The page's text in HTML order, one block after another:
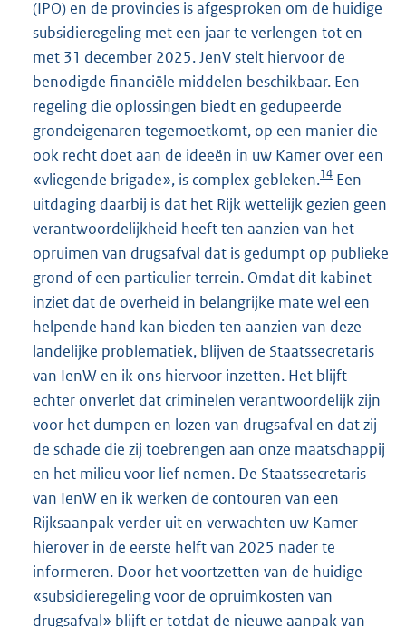
(IPO) en de provincies is afgesproken om de huidige
subsidieregeling met een jaar te verlengen tot en
met 31 december 2025. JenV stelt hiervoor de
benodigde financiële middelen beschikbaar. Een
regeling die oplossingen biedt en gedupeerde
grondeigenaren tegemoetkomt, op een manier die
ook recht doet aan de ideeën in uw Kamer over een
«vliegende brigade», is complex gebleken.14 Een
uitdaging daarbij is dat het Rijk wettelijk gezien geen
verantwoordelijkheid heeft ten aanzien van het
opruimen van drugsafval dat is gedumpt op publieke
grond of een particulier terrein. Omdat dit kabinet
inziet dat de overheid in belangrijke mate wel een
helpende hand kan bieden ten aanzien van deze
landelijke problematiek, blijven de Staatssecretaris
van IenW en ik ons hiervoor inzetten. Het blijft
echter onverlet dat criminelen verantwoordelijk zijn
voor het dumpen en lozen van drugsafval en dat zij
de schade die zij toebrengen aan onze maatschappij
en het milieu voor lief nemen. De Staatssecretaris
van IenW en ik werken de contouren van een
Rijksaanpak verder uit en verwachten uw Kamer
hierover in de eerste helft van 2025 nader te
informeren. Door het voortzetten van de huidige
«subsidieregeling voor de opruimkosten van
drugsafval» blijft er totdat de nieuwe aanpak van